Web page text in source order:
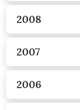
2008
2007
2006